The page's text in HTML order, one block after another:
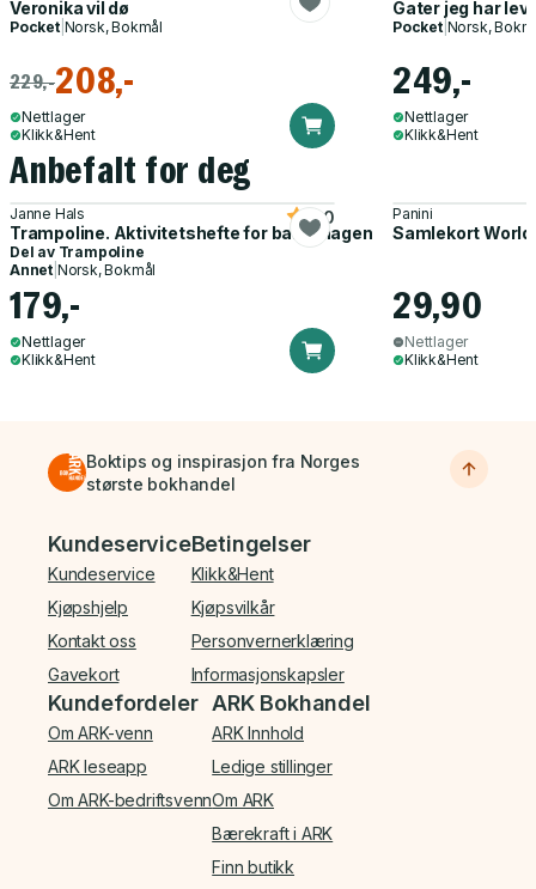
Veronika vil dø
Pocket| Norsk, Bokmål
229,-208,-
Nettlager
Klikk&Hent
Gater jeg har
Pocket| Norsk,
249,-
Nettlager
Klikk&Hent
Anbefalt for deg
Janne Hals
Trampoline. Aktivitetshefte for barnehagen
5.0
Del av Trampoline
Annet Norsk, Bokmål
179,-
Nettlager
Klikk&Hent
Panini
Samlekort
29,90
Nettlager
Klikk&Hent
Boktips og inspirasjon fra Norges
største bokhandel
Bunnmeny
Kundeservice
Kundeservice
Kjøpshjelp
Kontakt oss
Gavekort
Betingelser
Klikk&Hent
Kjøpsvilkår
Personvernerklæring
Informasjonskapsler
Kundefordeler
Om ARK-venn
ARK leseapp
Om ARK-bedriftsvenn
ARK Bokhandel
ARK Innhold
Ledige stillinger
Om ARK
Bærekraft i ARK
Finn butikk